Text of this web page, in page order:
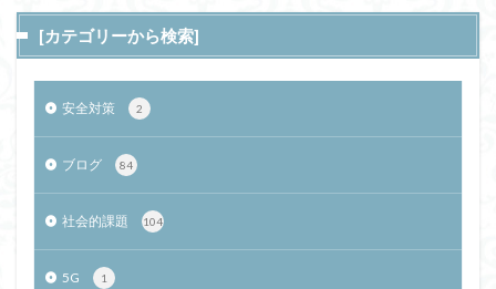
[カテゴリーから検索]
安全対策 2
ブログ 84
社会的課題 104
5G 1